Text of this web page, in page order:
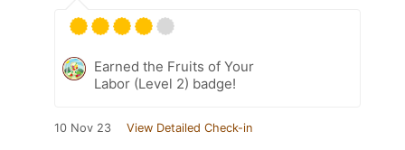
Earned the Fruits of Your
Labor (Level 2) badge!
10 Nov 23 View Detailed Check-in